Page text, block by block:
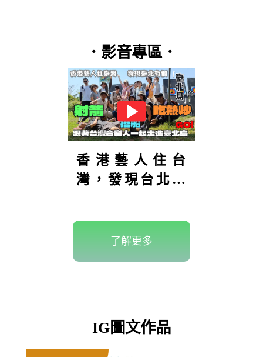
．影音專區．
香港藝人住台
灣，發現台北有
島」？！島上還
可以射箭！到底
了解更多
IG圖文作品